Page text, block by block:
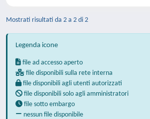
Mostrati risultati da 2 a 2 di 2
Legenda icone
file ad accesso aperto
file disponibili sulla rete interna
file disponibili agli utenti autorizzati
file disponibili solo agli amministratori
file sotto embargo
nessun file disponibile